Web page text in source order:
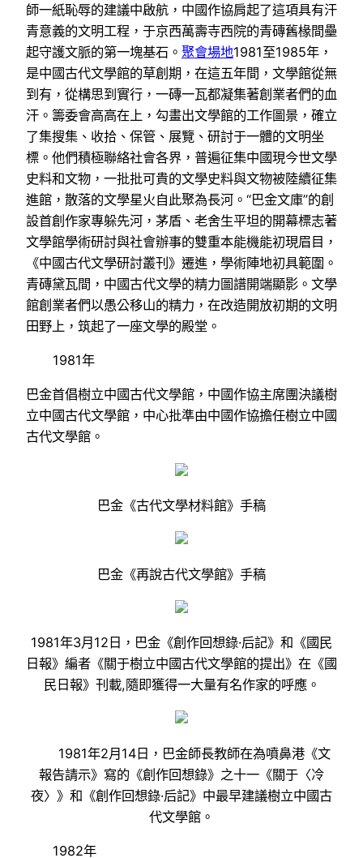
師一紙恥辱的建議中啟航，中國作協肩起了這項具有汗
青意義的文明工程，于京西萬壽寺西院的青磚舊椽間壘
起守護文脈的第一塊基石。 聚會場地1981至1985年，
是中國古代文學館的草創期，在這五年間，文學館從無
到有，從構思到實行，一磚一瓦都凝集著創業者們的血
汗。籌委會高高在上，勾畫出文學館的工作圖景，確立
了集搜集、收拾、保管、展覽、研討于一體的文明坐
標。他們積極聯絡社會各界，普遍征集中國現今世文學
史料和文物，一批批可貴的文學史料與文物被陸續征集
進館，散落的文學星火自此聚為長河。“巴金文庫”的創
設首創作家專躲先河，茅盾、老舍生平坦的開幕標志著
文學館學術研討與社會辦事的雙重本能機能初現眉目，
《中國古代文學研討叢刊》遷進，學術陣地初具範圍。
青磚黛瓦間，中國古代文學的精力圖譜開端顯影。文學
館創業者們以愚公移山的精力，在改造開放初期的文明
田野上，筑起了一座文學的殿堂。
1981年
巴金首倡樹立中國古代文學館，中國作協主席團決議樹
立中國古代文學館，中心批準由中國作協擔任樹立中國
古代文學館。
巴金《古代文學材料館》手稿
巴金《再說古代文學館》手稿
1981年3月12日，巴金《創作回想錄·后記》和《國民
日報》編者《關于樹立中國古代文學館的提出》在《國
民日報》刊載,隨即獲得一大量有名作家的呼應。
1981年2月14日，巴金師長教師在為噴鼻港《文
報告請示》寫的《創作回想錄》之十一《關于〈冷
夜〉》和《創作回想錄·后記》中最早建議樹立中國古
代文學館。
1982年